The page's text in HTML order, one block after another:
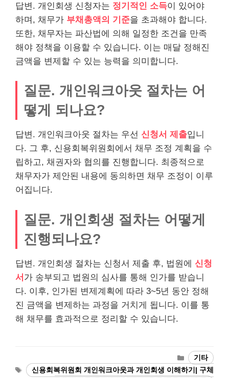
답변. 개인회생 신청자는 정기적인 소득이 있어야
하며, 채무가 부채총액의 기준을 초과해야 합니다.
또한, 채무자는 파산법에 의해 일정한 조건을 만족
해야 정책을 이용할 수 있습니다. 이는 매달 정해진
금액을 변제할 수 있는 능력을 의미합니다.
질문. 개인워크아웃 절차는 어
떻게 되나요?
답변. 개인워크아웃 절차는 우선 신청서 제출입니
다. 그 후, 신용회복위원회에서 채무 조정 계획을 수
립하고, 채권자와 협의를 진행합니다. 최종적으로
채무자가 제안된 내용에 동의하면 채무 조정이 이루
어집니다.
질문. 개인회생 절차는 어떻게
진행되나요?
답변. 개인회생 절차는 신청서 제출 후, 법원에 신청
서 가 송부되고 법원의 심사를 통해 인가를 받습니
다. 이후, 인가된 변제계획에 따라 3~5년 동안 정해
진 금액을 변제하는 과정을 거치게 됩니다. 이를 통
해 채무를 효과적으로 정리할 수 있습니다.
Categories
기타
Tags
신용회복위원회 개인워크아웃과 개인회생 이해하기| 구체